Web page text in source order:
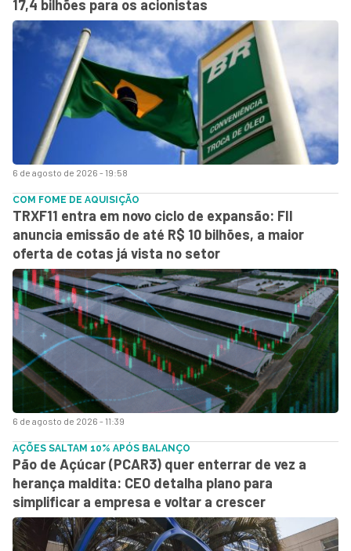
6 de agosto de 2026 - 19:58
17,4 bilhões para os acionistas
6 de agosto de 2026 - 11:39
COM FOME DE AQUISIÇÃO
TRXF11 entra em novo ciclo de expansão: FII
anuncia emissão de até R$ 10 bilhões, a maior
oferta de cotas já vista no setor
AÇÕES SALTAM 10% APÓS BALANÇO
Pão de Açúcar (PCAR3) quer enterrar de vez a
herança maldita: CEO detalha plano para
simplificar a empresa e voltar a crescer